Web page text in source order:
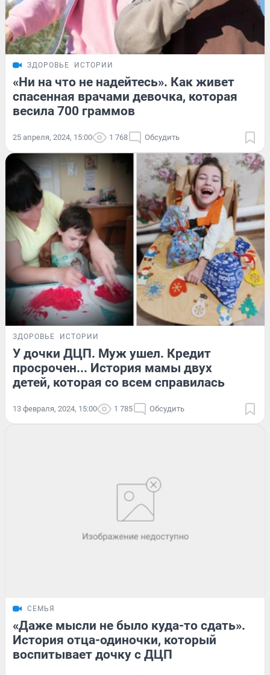
ЗДОРОВЬЕ ИСТОРИИ
«Ни на что не надейтесь». Как живет
спасенная врачами девочка, которая
весила 700 граммов
25 апреля, 2024, 15:00 1 768 Обсудить
ЗДОРОВЬЕ ИСТОРИИ
У дочки ДЦП. Муж ушел. Кредит
просрочен... История мамы двух
детей, которая со всем справилась
13 февраля, 2024, 15:00 1 785 Обсудить
СЕМЬЯ
«Даже мысли не было куда-то сдать».
История отца-одиночки, который
воспитывает дочку с ДЦП